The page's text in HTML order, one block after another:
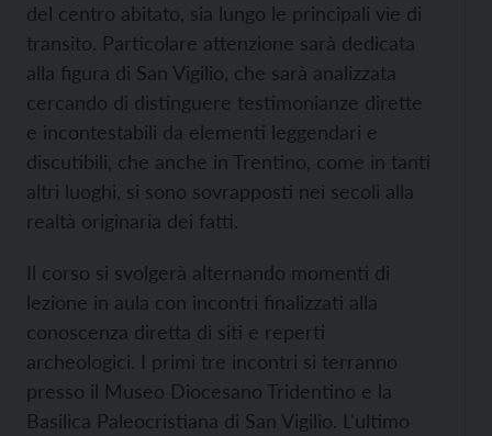
del centro abitato, sia lungo le principali vie di
transito. Particolare attenzione sarà dedicata
alla figura di San Vigilio, che sarà analizzata
cercando di distinguere testimonianze dirette
e incontestabili da elementi leggendari e
discutibili, che anche in Trentino, come in tanti
altri luoghi, si sono sovrapposti nei secoli alla
realtà originaria dei fatti.
Il corso si svolgerà alternando momenti di
lezione in aula con incontri finalizzati alla
conoscenza diretta di siti e reperti
archeologici. I primi tre incontri si terranno
presso il Museo Diocesano Tridentino e la
Basilica Paleocristiana di San Vigilio. L'ultimo